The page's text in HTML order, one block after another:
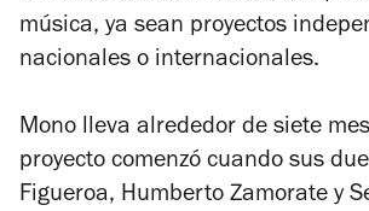
música, ya sean proyectos
nacionales o internacionales.
Mono lleva alrededor de siete
proyecto comenzó cuando sus
Figueroa, Humberto Zamorate y